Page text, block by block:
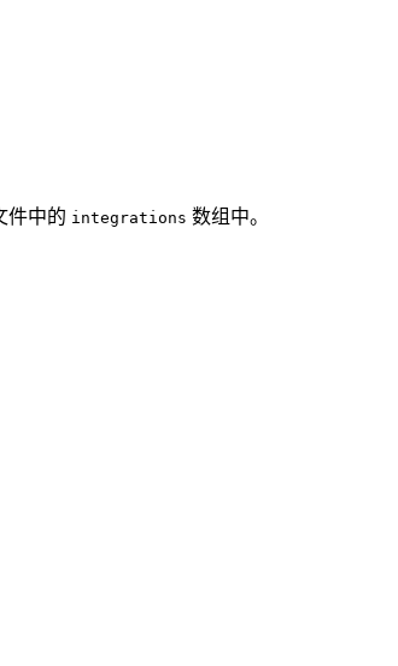
件中的 integrations 数组中。